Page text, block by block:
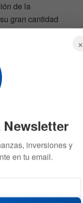
de la
gran cantidad
IA podría
millón de
Hayes
de
×
inversiones y
en tu email.